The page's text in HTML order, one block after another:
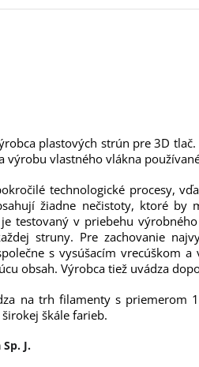
plastových strún pre 3D
výrobu vlastného vlákna
technologické procesy,
žiadne nečistoty, ktoré by
testovaný v priebehu
struny. Pre zachovanie
s vysúšacím vrecúškom
obsah. Výrobca tiež uvádza
na trh filamenty s priemerom
širokej škále farieb.
J.